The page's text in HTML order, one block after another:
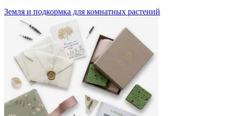
Земля и подкормка для комнатных растений